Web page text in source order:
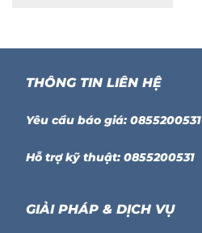
THÔNG TIN LIÊN HỆ
Yêu cầu báo giá: 0855200531
Hỗ trợ kỹ thuật: 0855200531
GIẢI PHÁP & DỊCH VỤ